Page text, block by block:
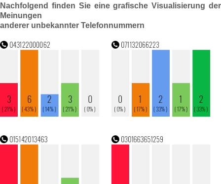
Nachfolgend finden Sie eine grafische Visualisierung der
Meinungen
anderer unbekannter Telefonnummern